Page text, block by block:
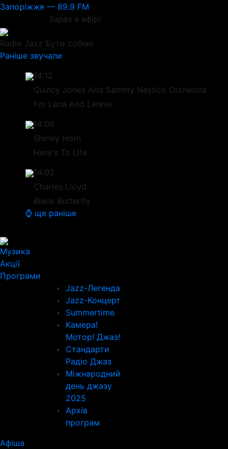
Запоріжжя — 89.9 FM
Зараз в ефірі
Radio Jazz Бути собою
Раніше звучали
14:12
Quincy Jones And Sammy Nestico Orchestra
For Lena And Lennie
14:06
Shirley Horn
Here's To Life
14:02
Charles Lloyd
Black Butterfly
⌚ ще раніше
Музика
Акції
Програми
Jazz-Легенда
Jazz-Концерт
Summertime
Камера!
Мотор! Джаз!
Стандарти
Радіо Джаз
Міжнародний
день джазу
2025
Архів
програм
Афіша